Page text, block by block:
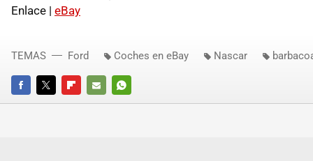
Enlace | eBay
FACEBOOKTWITTERFLIPBOARD
E-
WHATSAPP
TEMAS Ford Coches en eBay Nascar